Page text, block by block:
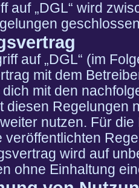
auf „DGL“ wird
auf „DGL“ (im
mit dem
mit den
diesen Regelungen
nutzen. Für
veröffentlichten
wird auf
ohne Einhaltung